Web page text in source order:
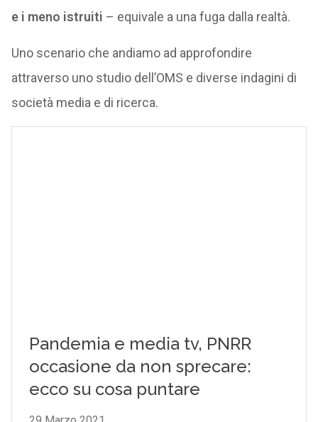
e i meno istruiti – equivale a una fuga dalla realtà.
Uno scenario che andiamo ad approfondire
attraverso uno studio dell’OMS e diverse indagini di
società media e di ricerca.